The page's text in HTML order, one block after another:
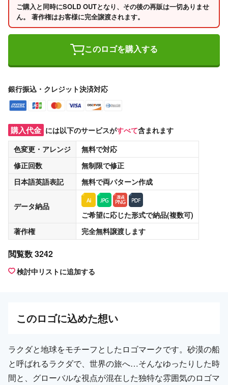
ご購入と同時にSOLD OUTとなり、その後の再販は一切ありませ
ん。 著作権はお客様に完全譲渡されます。
このロゴを購入する
銀行振込・クレジット決済対応
購入代金 には以下のサービスがすべて含まれます
色変更・アレンジ
無料で対応
修正回数
無制限で修正
日本語英語表記
無料で両パターン作成
データ納品
ご希望に応じた形式で納品(複数可)
著作権
完全無料譲渡します
閲覧数 3242
検討中リストに追加する
このロゴに込めた想い
ラクダと地球をモチーフとしたロゴマークです。砂漠の船
と呼ばれるラクダで、世界の旅へ…そんなゆったりした時
間と、グローバルな視点が混在した独特な雰囲気のロゴマ